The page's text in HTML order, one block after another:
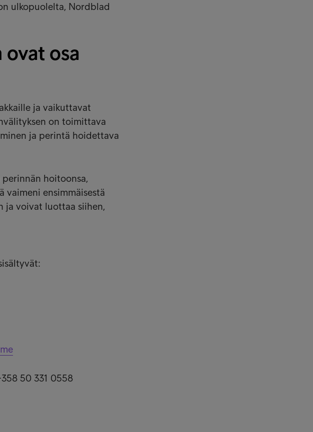
ulkopuolelta, Nordblad
ovat osa
ja vaikuttavat
on toimittava
ja perintä hoidettava
hoitoonsa,
vaimeni ensimmäisestä
ja voivat luottaa siihen,
50 331 0558